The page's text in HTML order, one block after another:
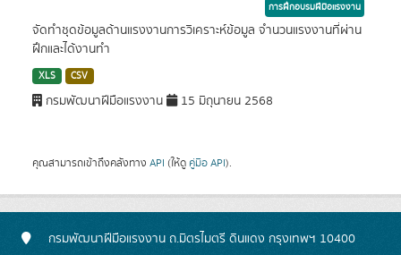
การฝึกอบรมฝีมือแรงงาน
จัดทำชุดข้อมูลด้านแรงงานการวิเคราะห์ข้อมูล จำนวนแรงงานที่ผ่าน
ฝึกและได้งานทำ
XLS CSV
กรมพัฒนาฝีมือแรงงาน 15 มิถุนายน 2568
คุณสามารถเข้าถึงคลังทาง API (ให้ดู คู่มือ API).
กรมพัฒนาฝีมือแรงงาน ถ.มิตรไมตรี ดินแดง กรุงเทพฯ 10400